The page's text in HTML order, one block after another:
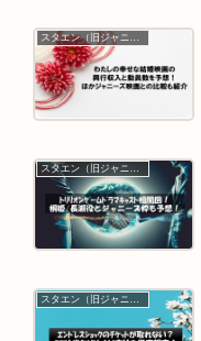
スタエン（旧ジャニーズ）
スタエン（旧ジャニーズ）